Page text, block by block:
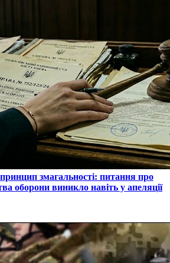
змагальності: питання про
оборони виникло навіть у апеляції